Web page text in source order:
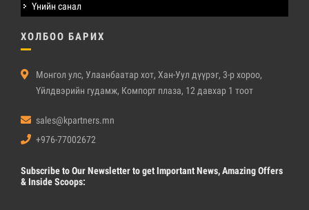
Үнийн санал
ХОЛБОО БАРИХ
Монгол улс, Улаанбаатар хот, Хан-Уул дүүрэг, 3-р хороо,
Үйлдвэрийн гудамж, Компорт плаза, 12 давхар 1 тоот
sales@kpartners.mn
+976-77002672
Subscribeto Our Newsletter to get Important News, Amazing Offers
& Inside Scoops: